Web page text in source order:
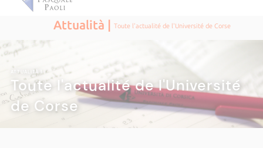
Attualità |Toute l'actualité de l'Université de Corse
ATTUALITÀ|
Toute l'actualité de l'Université
de Corse